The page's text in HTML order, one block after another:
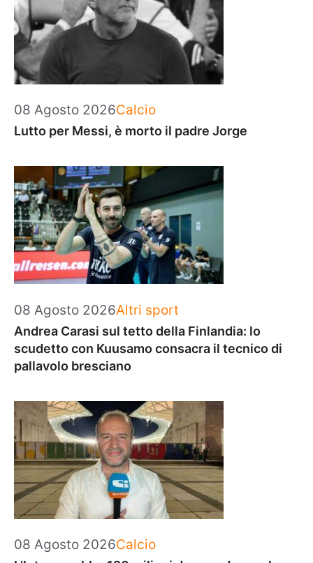
08 Agosto 2026Categorie
Calcio
Lutto per Messi, è morto il padre Jorge
08 Agosto 2026Categorie
Altri sport
Andrea Carasi sul tetto della Finlandia: lo
scudetto con Kuusamo consacra il tecnico di
pallavolo bresciano
08 Agosto 2026Categorie
Calcio